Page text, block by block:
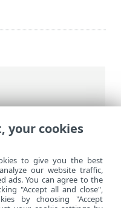
your cookies
to give you the best
our website traffic,
ads. You can agree to the
"Accept all and close",
by choosing "Accept